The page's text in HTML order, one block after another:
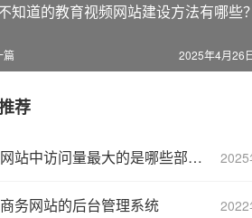
知道的教育视频网站建设方法有哪些？
篇 2025年4月26
荐
2025
标准网站中访问量最大的是哪些部分?
2022
务网站的后台管理系统